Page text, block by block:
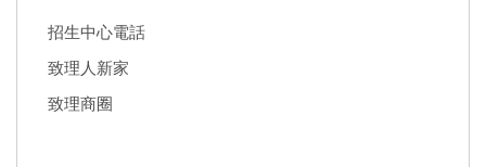
招生中心電話
致理人新家
致理商圈